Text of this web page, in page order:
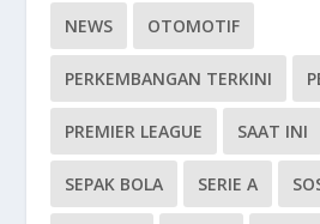
NEWS OTOMOTIF
PERKEMBANGAN TERKINI
PREMIER LEAGUE SAAT INI
SEPAK BOLA SERIE A